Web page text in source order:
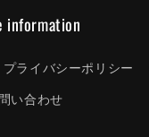
information
プライバシーポリシー
い合わせ